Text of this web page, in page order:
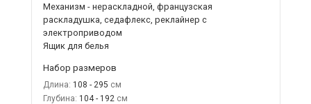
Механизм - нераскладной, французская
раскладушка, седафлекс, реклайнер с
электроприводом
Ящик для белья
Набор размеров
Длина: 108 - 295
Глубина: 104 - 192